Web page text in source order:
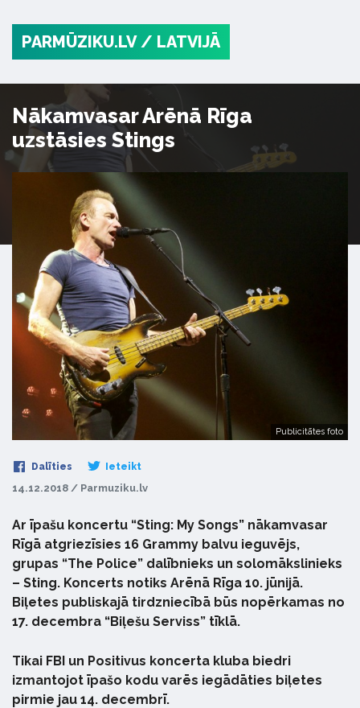
PARMŪZIKU.LV / LATVIJĀ
Nākamvasar Arēnā Rīga
uzstāsies Stings
Publicitātes foto
Dalīties Ieteikt
14.12.2018 / Parmuziku.lv
Ar īpašu koncertu “Sting: My Songs” nākamvasar
Rīgā atgriezīsies 16 Grammy balvu ieguvējs,
grupas “The Police” dalībnieks un solomākslinieks
– Sting. Koncerts notiks Arēnā Rīga 10. jūnijā.
Biļetes publiskajā tirdzniecībā būs nopērkamas no
17. decembra “Biļešu Serviss” tīklā.
Tikai FBI un Positivus koncerta kluba biedri
izmantojot īpašo kodu varēs iegādāties biļetes
pirmie jau 14. decembrī.